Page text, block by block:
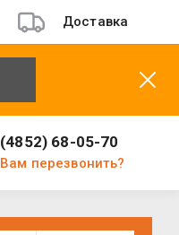
Доставка
(4852) 68-05-70
Вам перезвонить?